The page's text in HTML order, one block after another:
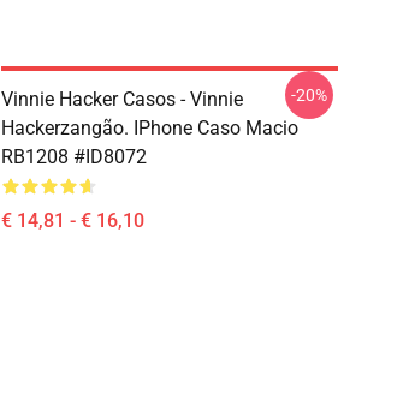
Vinnie Hacker Casos - Vinnie
Hackerzangão. IPhone Caso Macio
RB1208 #ID8072
€ 14,81 - € 16,10
-20%